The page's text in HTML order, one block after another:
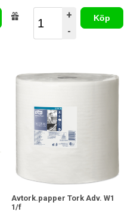
+
-
Köp
Avtork.papper Tork Adv. W1
1/f